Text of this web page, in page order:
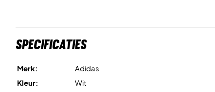
Specificaties
Merk:
Adidas
Kleur:
Wit